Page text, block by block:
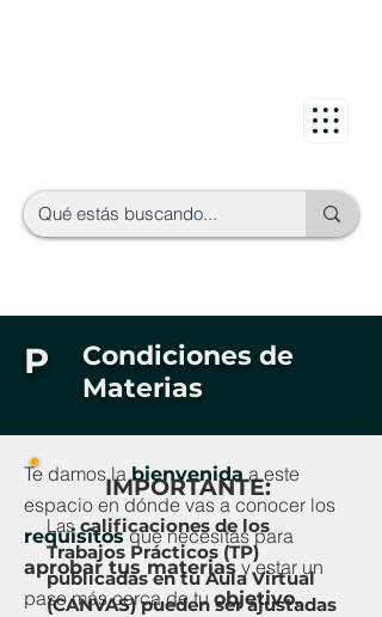
P
Condiciones de
Materias
Te damos labienvenidaa este
espacio en dónde vas a conocer los
requisitosque necesitas para
aprobar tus materias y estar un
paso más cerca de tuobjetivo.
IMPORTANTE:
Las calificaciones de los
Trabajos Prácticos (TP)
publicadas en tu Aula Virtual
(CANVAS) pueden ser ajustadas